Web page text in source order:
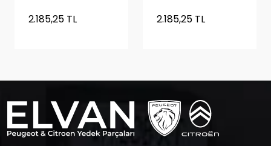
2.185,25 TL 2.185,25 TL